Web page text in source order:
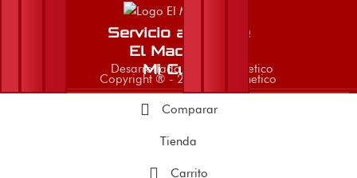
Servicio al Cliente
El Machetico
Mi Cuenta
Desarrollado por El Machetico
Copyright ® - 2026 El Machetico
Comparar
Tienda
Carrito